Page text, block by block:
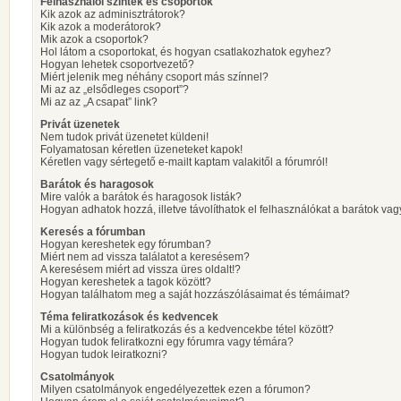
Kik azok az adminisztrátorok?
Kik azok a moderátorok?
Mik azok a csoportok?
Hol látom a csoportokat, és hogyan csatlakozhatok egyhez?
Hogyan lehetek csoportvezető?
Miért jelenik meg néhány csoport más színnel?
Mi az az „elsődleges csoport”?
Mi az az „A csapat” link?
Privát üzenetek
Nem tudok privát üzenetet küldeni!
Folyamatosan kéretlen üzeneteket kapok!
Kéretlen vagy sértegető e-mailt kaptam valakitől a fórumról!
Barátok és haragosok
Mire valók a barátok és haragosok listák?
Hogyan adhatok hozzá, illetve távolíthatok el felhasználókat a barátok
Keresés a fórumban
Hogyan kereshetek egy fórumban?
Miért nem ad vissza találatot a keresésem?
A keresésem miért ad vissza üres oldalt!?
Hogyan kereshetek a tagok között?
Hogyan találhatom meg a saját hozzászólásaimat és témáimat?
Téma feliratkozások és kedvencek
Mi a különbség a feliratkozás és a kedvencekbe tétel között?
Hogyan tudok feliratkozni egy fórumra vagy témára?
Hogyan tudok leiratkozni?
Csatolmányok
Milyen csatolmányok engedélyezettek ezen a fórumon?